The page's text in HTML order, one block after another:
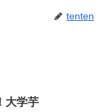
tenten
大学芋